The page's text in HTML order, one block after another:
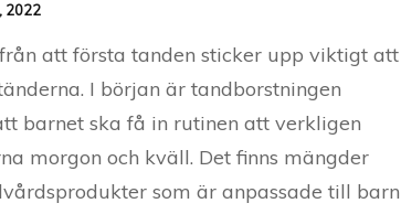
2022
att första tanden sticker upp viktigt att
I början är tandborstningen
barnet ska få in rutinen att verkligen
morgon och kväll. Det finns mängder
som är anpassade till barn